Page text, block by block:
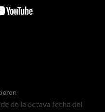
de la octava fecha del